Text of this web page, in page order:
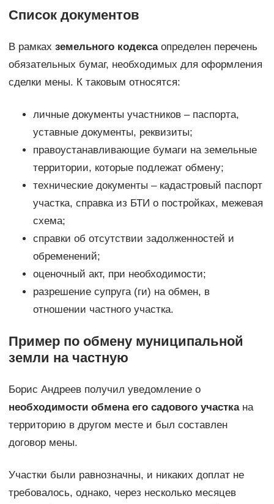
Список документов
В рамках земельного кодексаопределен перечень
обязательных бумаг, необходимых для оформления
сделки мены. К таковым относятся:
личные документы участников – паспорта,
уставные документы, реквизиты;
правоустанавливающие бумаги на земельные
территории, которые подлежат обмену;
технические документы – кадастровый паспорт
участка, справка из БТИ о постройках, межевая
схема;
справки об отсутствии задолженностей и
обременений;
оценочный акт, при необходимости;
разрешение супруга (ги) на обмен, в
отношении частного участка.
Пример по обмену муниципальной
земли на частную
Борис Андреев получил уведомление о
необходимости обмена его садового участкана
территорию в другом месте и был составлен
договор мены.
Участки были равнозначны, и никаких доплат не
требовалось, однако, через несколько месяцев